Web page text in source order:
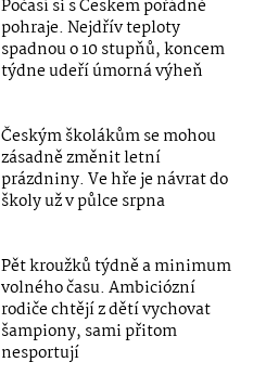
Počasí si s Českem pořádně
pohraje. Nejdřív teploty
spadnou o 10 stupňů, koncem
týdne udeří úmorná výheň
Českým školákům se mohou
zásadně změnit letní
prázdniny. Ve hře je návrat do
školy už v půlce srpna
Pět kroužků týdně a minimum
volného času. Ambiciózní
rodiče chtějí z dětí vychovat
šampiony, sami přitom
nesportují